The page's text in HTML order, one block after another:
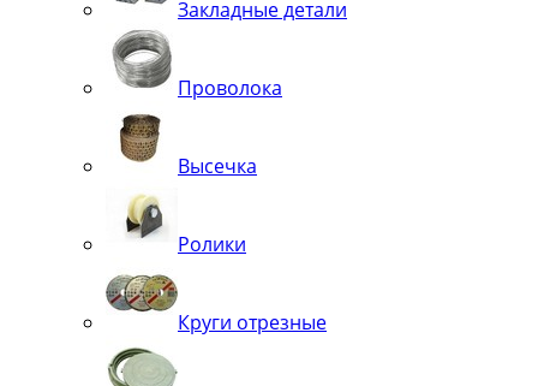
Закладные детали
Проволока
Высечка
Ролики
Круги отрезные